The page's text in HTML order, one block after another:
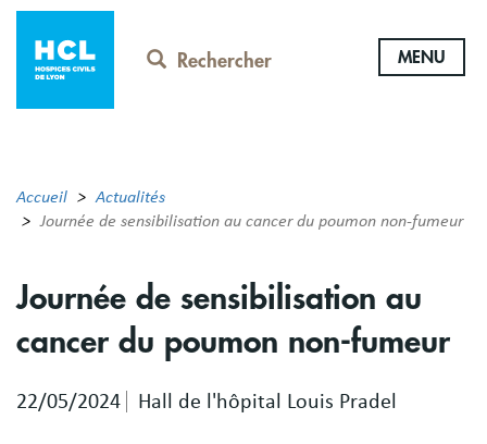
Aller
contenu
principal
Rechercher MENU
Accueil
Actualités
Journée de sensibilisation au cancer du poumon non-fumeur
Journée de sensibilisation au
cancer du poumon non-fumeur
22/05/2024 Hall de l'hôpital Louis Pradel